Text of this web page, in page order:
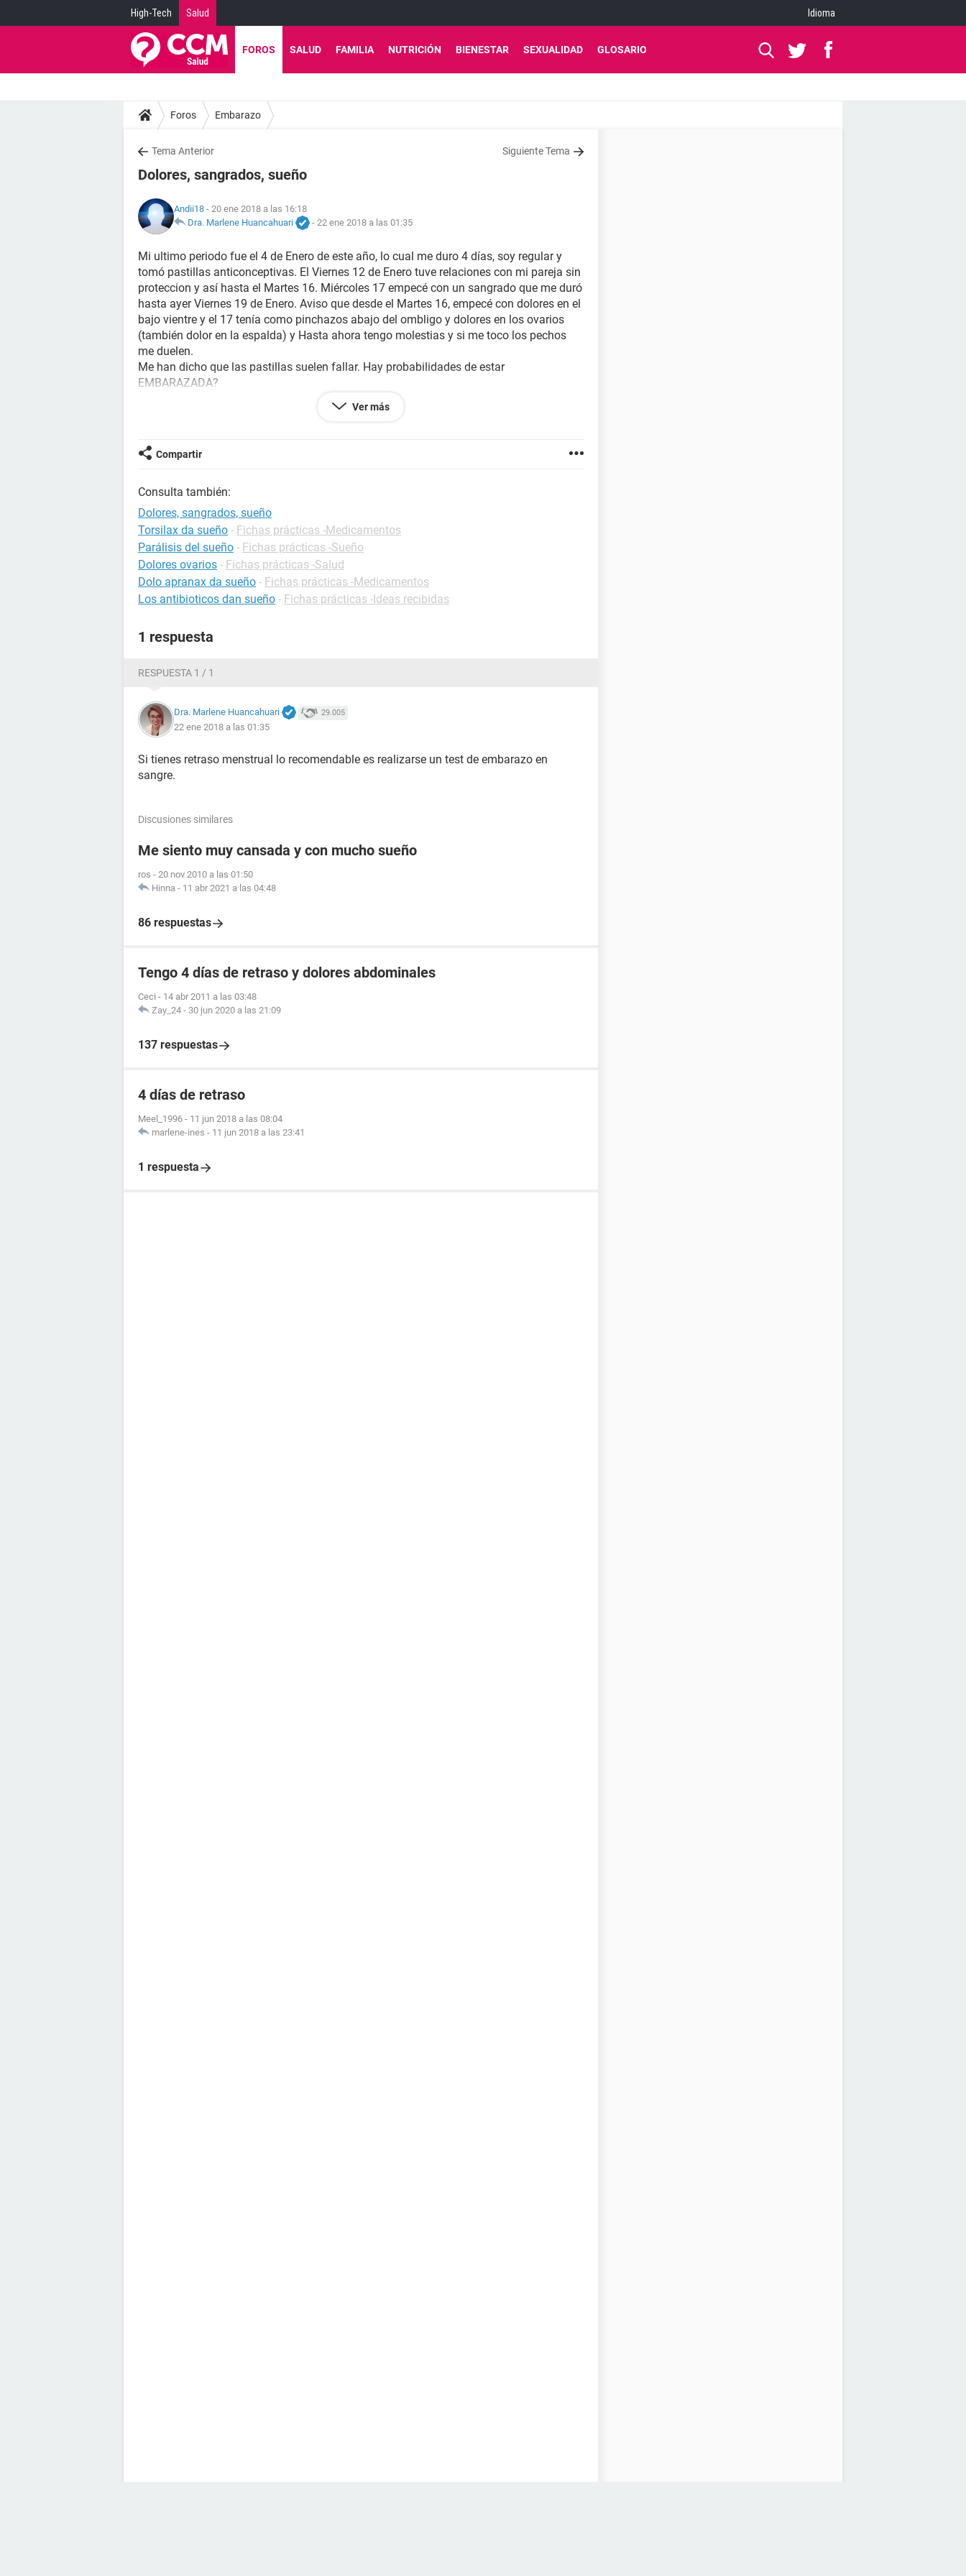
High-Tech Salud Idioma
FOROS SALUD FAMILIA NUTRICIÓN BIENESTAR SEXUALIDAD GLOSARIO
Foros Embarazo
Tema Anterior Siguiente Tema
Dolores, sangrados, sueño
Andii18 - 20 ene 2018 a las 16:18
Dra. Marlene Huancahuari
- 22 ene 2018 a las 01:35
Mi ultimo periodo fue el 4 de Enero de este año, lo cual me duro 4 días, soy regular y
tomó pastillas anticonceptivas. El Viernes 12 de Enero tuve relaciones con mi pareja sin
proteccion y así hasta el Martes 16. Miércoles 17 empecé con un sangrado que me duró
hasta ayer Viernes 19 de Enero. Aviso que desde el Martes 16, empecé con dolores en el
bajo vientre y el 17 tenía como pinchazos abajo del ombligo y dolores en los ovarios
(también dolor en la espalda) y Hasta ahora tengo molestias y si me toco los pechos
me duelen.
Me han dicho que las pastillas suelen fallar. Hay probabilidades de estar
EMBARAZADA?
Ver más
Compartir
Consulta también:
Dolores, sangrados, sueño
Torsilax da sueño - Fichas prácticas -Medicamentos
Parálisis del sueño - Fichas prácticas -Sueño
Dolores ovarios - Fichas prácticas -Salud
Dolo apranax da sueño - Fichas prácticas -Medicamentos
Los antibioticos dan sueño - Fichas prácticas -Ideas recibidas
1 respuesta
RESPUESTA 1 / 1
Dra. Marlene Huancahuari 29.005
22 ene 2018 a las 01:35
Si tienes retraso menstrual lo recomendable es realizarse un test de embarazo en
sangre.
Discusiones similares
Me siento muy cansada y con mucho sueño
ros - 20 nov 2010 a las 01:50
Hinna - 11 abr 2021 a las 04:48
86 respuestas
Tengo 4 días de retraso y dolores abdominales
Ceci - 14 abr 2011 a las 03:48
Zay_24 - 30 jun 2020 a las 21:09
137 respuestas
4 días de retraso
Meel_1996 - 11 jun 2018 a las 08:04
marlene-ines - 11 jun 2018 a las 23:41
1 respuesta